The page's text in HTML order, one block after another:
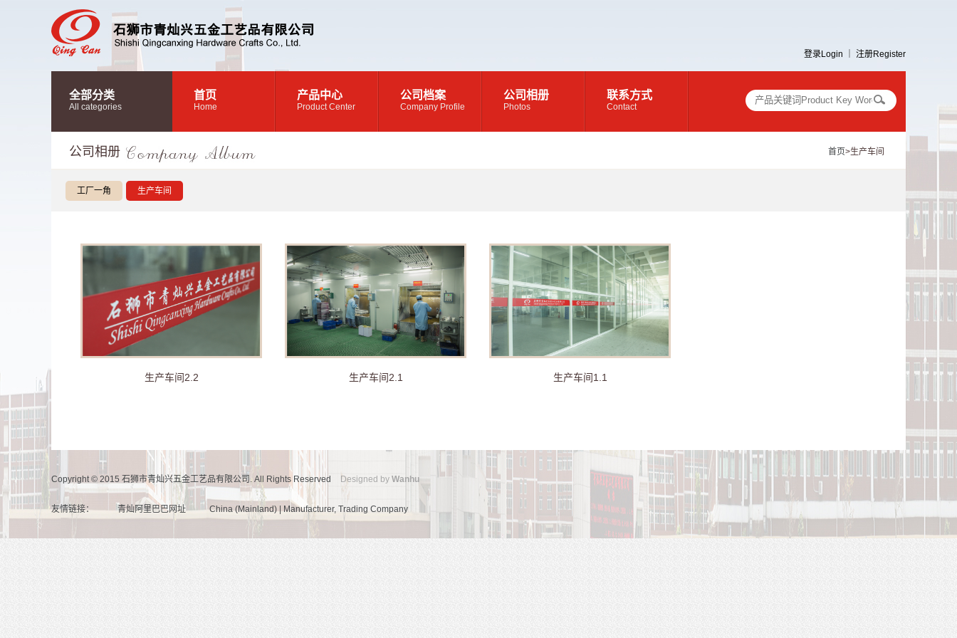
登录Login 注册Register
全部分类
All categories
首页
Home
产品中心
Product Center
公司档案
Company Profile
公司相册
Photos
联系方式
Contact
首页>生产车间
公司相册
工厂一角 生产车间
生产车间2.2 生产车间2.1 生产车间1.1
Copyright © 2015 石狮市青灿兴五金工艺品有限公司. All Rights Reserved Designed by Wanhu
友情链接： 青灿阿里巴巴网址 China (Mainland) | Manufacturer, Trading Company